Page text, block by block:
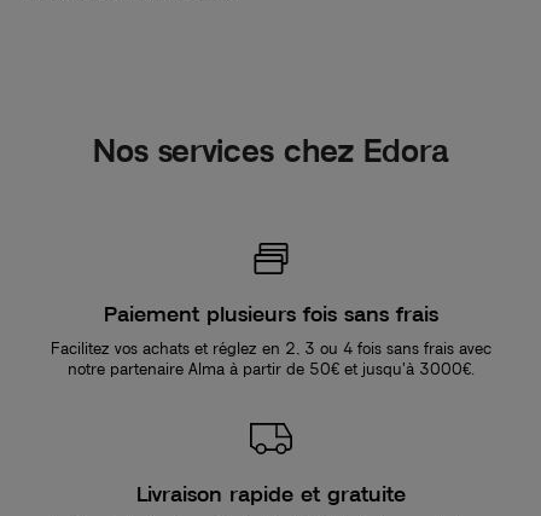
Nos services chez Edora
Paiement plusieurs fois sans frais
Facilitez vos achats et réglez en 2, 3 ou 4 fois sans frais avec
notre partenaire Alma à partir de 50€ et jusqu'à 3000€.
Livraison rapide et gratuite